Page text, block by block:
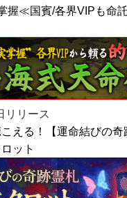
握≪国賓/各界VIPも命
リリース
える！【運命結びの奇
ット